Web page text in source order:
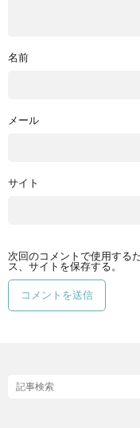
名前
メール
サイト
次回のコメントで使用する
ス、サイトを保存する。